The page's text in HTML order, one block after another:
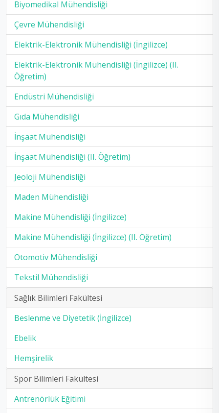
Biyomedikal Mühendisliği
Çevre Mühendisliği
Elektrik-Elektronik Mühendisliği (İngilizce)
Elektrik-Elektronik Mühendisliği (İngilizce) (II.
Öğretim)
Endüstri Mühendisliği
Gıda Mühendisliği
İnşaat Mühendisliği
İnşaat Mühendisliği (II. Öğretim)
Jeoloji Mühendisliği
Maden Mühendisliği
Makine Mühendisliği (İngilizce)
Makine Mühendisliği (İngilizce) (II. Öğretim)
Otomotiv Mühendisliği
Tekstil Mühendisliği
Sağlık Bilimleri Fakültesi
Beslenme ve Diyetetik (İngilizce)
Ebelik
Hemşirelik
Spor Bilimleri Fakültesi
Antrenörlük Eğitimi